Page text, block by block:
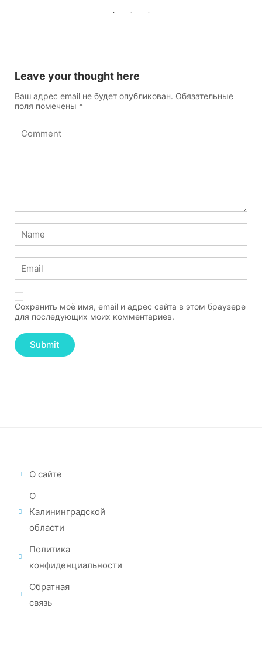
Leave your thought here
Ваш адрес email не будет опубликован. Обязательные
поля помечены *
Сохранить моё имя, email и адрес сайта в этом браузере
для последующих моих комментариев.
О сайте
О
Калининградской
области
Политика
конфиденциальности
Обратная
связь